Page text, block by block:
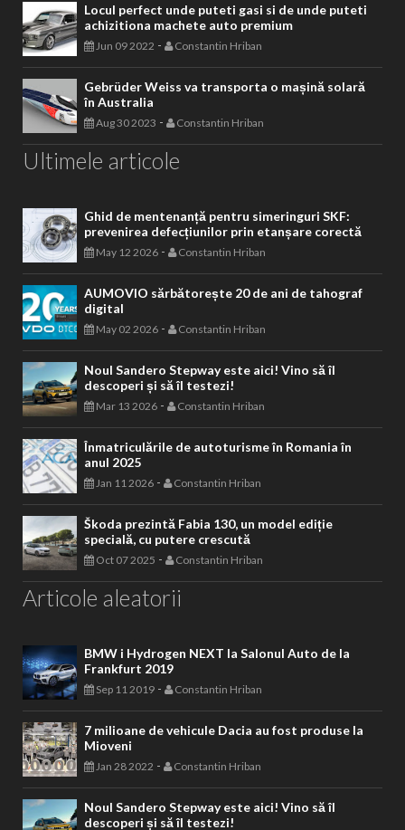
Locul perfect unde puteti gasi si de unde puteti
achizitiona machete auto premium
Jun 09 2022 - Constantin Hriban
Gebrüder Weiss va transporta o mașină solară
în Australia
Aug 30 2023 - Constantin Hriban
Ultimele articole
Ghid de mentenanță pentru simeringuri SKF:
prevenirea defecțiunilor prin etanșare corectă
May 12 2026 - Constantin Hriban
AUMOVIO sărbătorește 20 de ani de tahograf
digital
May 02 2026 - Constantin Hriban
Noul Sandero Stepway este aici! Vino să îl
descoperi și să îl testezi!
Mar 13 2026 - Constantin Hriban
Înmatriculările de autoturisme în Romania în
anul 2025
Jan 11 2026 - Constantin Hriban
Škoda prezintă Fabia 130, un model ediție
specială, cu putere crescută
Oct 07 2025 - Constantin Hriban
Articole aleatorii
BMW i Hydrogen NEXT la Salonul Auto de la
Frankfurt 2019
Sep 11 2019 - Constantin Hriban
7 milioane de vehicule Dacia au fost produse la
Mioveni
Jan 28 2022 - Constantin Hriban
Noul Sandero Stepway este aici! Vino să îl
descoperi și să îl testezi!